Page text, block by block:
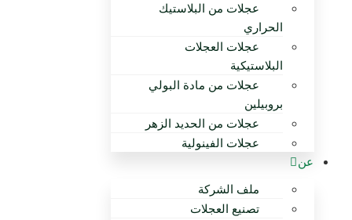
عجلات من البلاستيك
الحراري
عجلات العجلات
البلاستيكية
عجلات من مادة البولي
بروبيلين
عجلات من الحديد الزهر
عجلات الفينولية
عن
ملف الشركة
تصنيع العجلات